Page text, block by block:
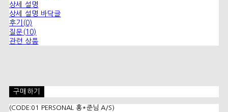
상세 설명
상세 설명 바닥글
후기(0)
질문(10)
관련 상품
구매하기
(CODE:01 PERSONAL 홍*준님 A/S)